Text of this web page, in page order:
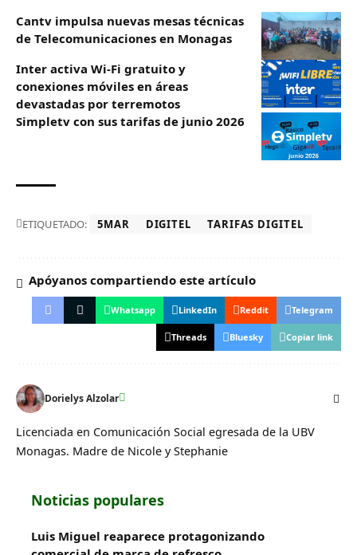
Cantv impulsa nuevas mesas técnicas
de Telecomunicaciones en Monagas
Inter activa Wi-Fi gratuito y
conexiones móviles en áreas
devastadas por terremotos
Simpletv con sus tarifas de junio 2026
ETIQUETADO: 5MAR DIGITEL TARIFAS DIGITEL
Apóyanos compartiendo este artículo
Whatsapp LinkedIn Reddit Telegram
Threads Bluesky Copiar link
Dorielys Alzolar
Licenciada en Comunicación Social egresada de la UBV
Monagas. Madre de Nicole y Stephanie
Noticias populares
Luis Miguel reaparece protagonizando